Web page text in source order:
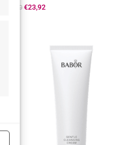
29,90 €23,92